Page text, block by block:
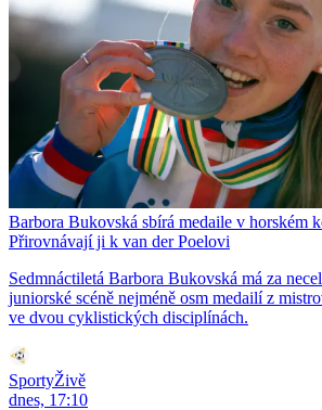
Barbora Bukovská sbírá medaile v horském
Přirovnávají ji k van der Poelovi
Sedmnáctiletá Barbora Bukovská má za
juniorské scéně nejméně osm medailí z
ve dvou cyklistických disciplínách.
SportyŽivě
dnes, 17:10